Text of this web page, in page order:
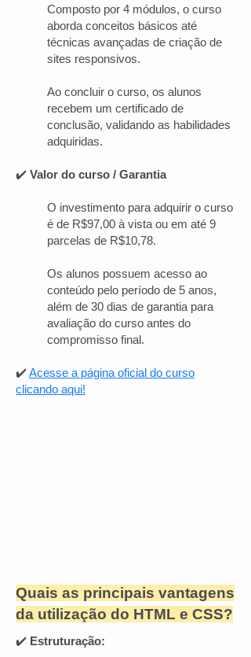
Composto por 4 módulos, o curso
aborda conceitos básicos até
técnicas avançadas de criação de
sites responsivos.
Ao concluir o curso, os alunos
recebem um certificado de
conclusão, validando as habilidades
adquiridas.
✔️ Valor do curso / Garantia
O investimento para adquirir o curso
é de R$97,00 à vista ou em até 9
parcelas de R$10,78.
Os alunos possuem acesso ao
conteúdo pelo período de 5 anos,
além de 30 dias de garantia para
avaliação do curso antes do
compromisso final.
✔️Acesse a página oficial do curso
clicando aqui!
Quais as principais vantagens
da utilização do HTML e CSS?
✔️ Estruturação: